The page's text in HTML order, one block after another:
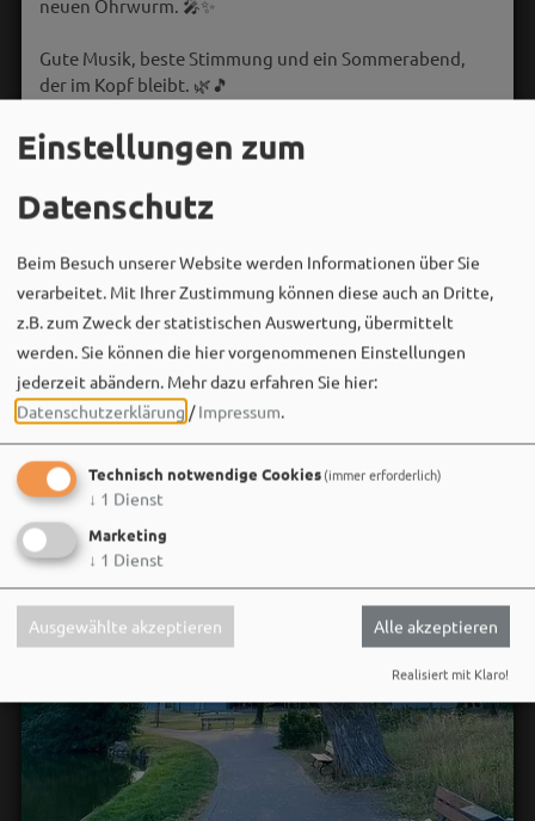
neuen Ohrwurm. 🎤✨
Gute Musik, beste Stimmung und ein Sommerabend,
der im Kopf bleibt. 🌿🎵
Wir sehen uns…
Einstellungen zum
Datenschutz
Beim Besuch unserer Website werden Informationen über Sie
verarbeitet. Mit Ihrer Zustimmung können diese auch an Dritte,
z.B. zum Zweck der statistischen Auswertung, übermittelt
werden. Sie können die hier vorgenommenen Einstellungen
jederzeit abändern. Mehr dazu erfahren Sie hier:
Datenschutzerklärung /Impressum.
Technisch notwendige Cookies(immer erforderlich)
↓ 1 Dienst
Marketing
↓ 1 Dienst
Ausgewählte akzeptieren Alle akzeptieren
Realisiert mit Klaro!